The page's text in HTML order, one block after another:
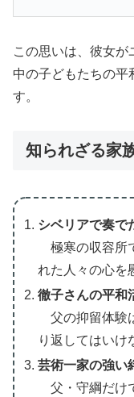
この思いは、彼女が
中の子どもたちの平
す。
知られざる家
シベリアで奏で
極寒の収容所
れた人々の心を
徹子さんの平和
父の抑留体験
り返してはいけ
芸術一家の強い
父・守綱だけ